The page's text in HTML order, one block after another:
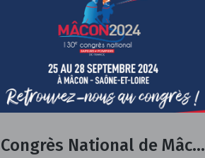
Congrès National de Mâcon